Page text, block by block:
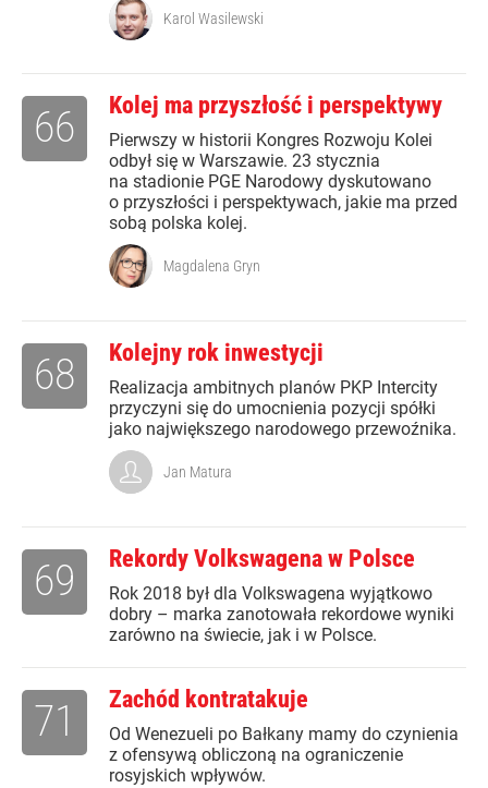
Karol Wasilewski
Kolej ma przyszłość i perspektywy
Pierwszy w historii Kongres Rozwoju Kolei
odbył się w Warszawie. 23 stycznia
na stadionie PGE Narodowy dyskutowano
o przyszłości i perspektywach, jakie ma przed
sobą polska kolej.
66
Magdalena Gryn
Kolejny rok inwestycji
Realizacja ambitnych planów PKP Intercity
przyczyni się do umocnienia pozycji spółki
jako największego narodowego przewoźnika.
68
Jan Matura
Rekordy Volkswagena w Polsce
Rok 2018 był dla Volkswagena wyjątkowo
dobry – marka zanotowała rekordowe wyniki
zarówno na świecie, jak i w Polsce.
69
Zachód kontratakuje
Od Wenezueli po Bałkany mamy do czynienia
z ofensywą obliczoną na ograniczenie
rosyjskich wpływów.
71